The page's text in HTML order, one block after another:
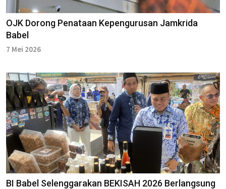
OJK Dorong Penataan Kepengurusan Jamkrida
Babel
7 Mei 2026
BI Babel Selenggarakan BEKISAH 2026 Berlangsung